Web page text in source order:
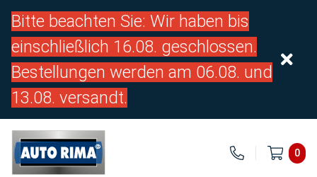
Bitte beachten Sie: Wir haben bis
einschließlich 16.08. geschlossen.
Bestellungen werden am 06.08. und
13.08. versandt.
0